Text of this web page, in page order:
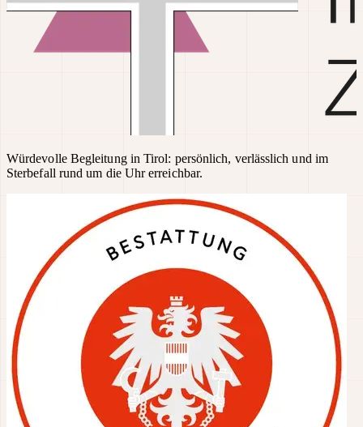
Würdevolle Begleitung in Tirol: persönlich, verlässlich und im
Sterbefall rund um die Uhr erreichbar.